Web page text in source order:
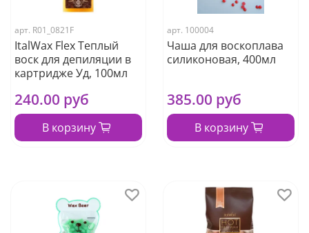
арт. R01_0821F
ItalWax Flex Теплый
воск для депиляции в
картридже Уд, 100мл
240.00 руб
В корзину
арт. 100004
Чаша для воскоплава
силиконовая, 400мл
385.00 руб
В корзину